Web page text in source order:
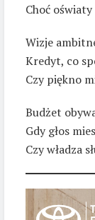
Choć
Wizje
Kredyt, co
Czy piękno
Budżet
Gdy głos
Czy władza